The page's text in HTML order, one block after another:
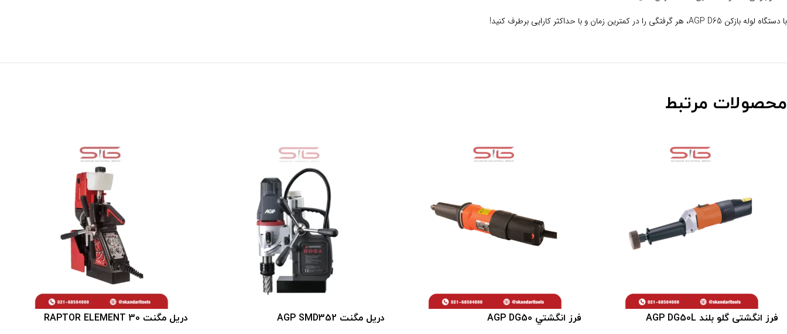
با دستگاه لوله‌ بازکن AGP D65، هر گرفتگی را در کمترین زمان و با حداکثر کارایی برطرف کنید!
محصولات مرتبط
فرز انگشتی گلو بلند AGP DG50L فرز انگشتي AGP DG50 دريل مگنت AGP SMD352 دريل مگنت RAPTOR ELEMENT 30